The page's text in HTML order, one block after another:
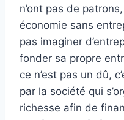
n’ont pas de
économie sans
pas imaginer
fonder sa propre
ce n’est pas un dû,
par la société qui
richesse afin de